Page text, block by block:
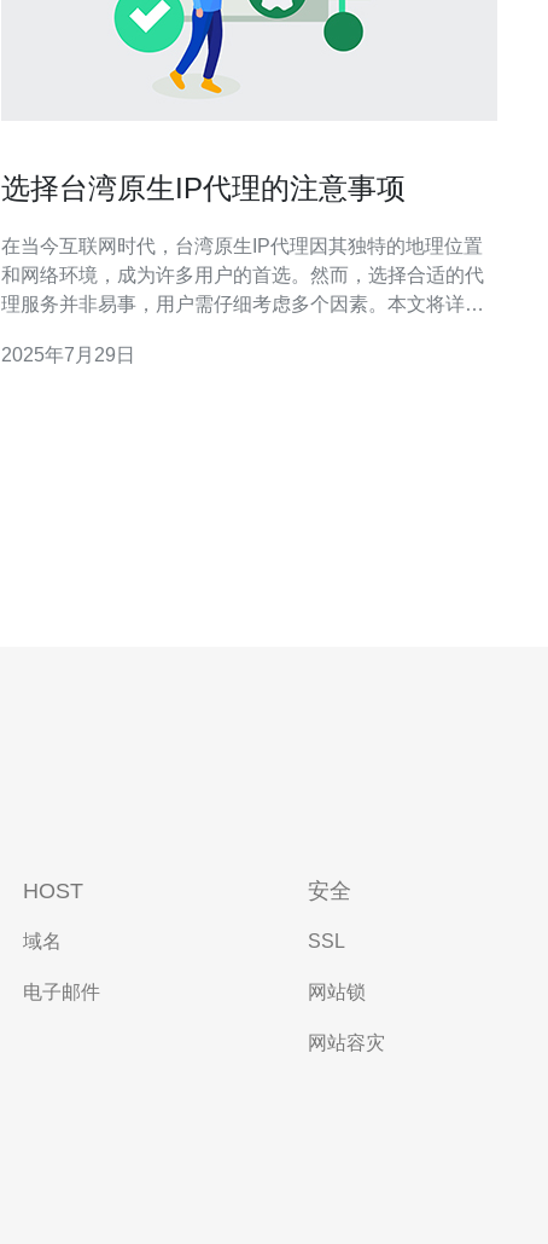
选择台湾原生IP代理的注意事项
在当今互联网时代，台湾原生IP代理因其独特的地理位置
和网络环境，成为许多用户的首选。然而，选择合适的代
理服务并非易事，用户需仔细考虑多个因素。本文将详细
户做出明智的决策。 选择台湾原生IP代理时应该关注哪些
2025年7月29日
HOST
域名
电子邮件
安全
SSL
网站锁
网站容灾